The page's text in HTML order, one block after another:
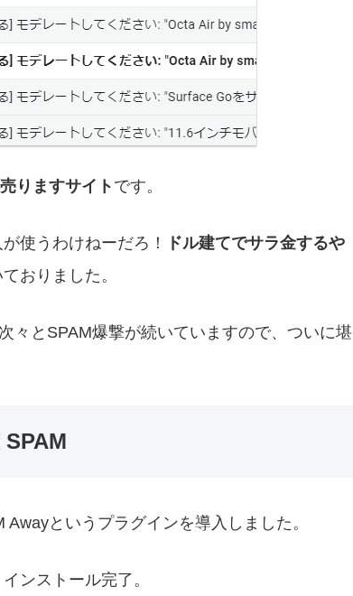
りますサイト です。
使うわけねーだろ！
ドル建てでサラ金するや
おりました。
々とSPAM爆撃が続いていますので、ついに堪
Awayというプラグインを導入しました。
ンストール完了。